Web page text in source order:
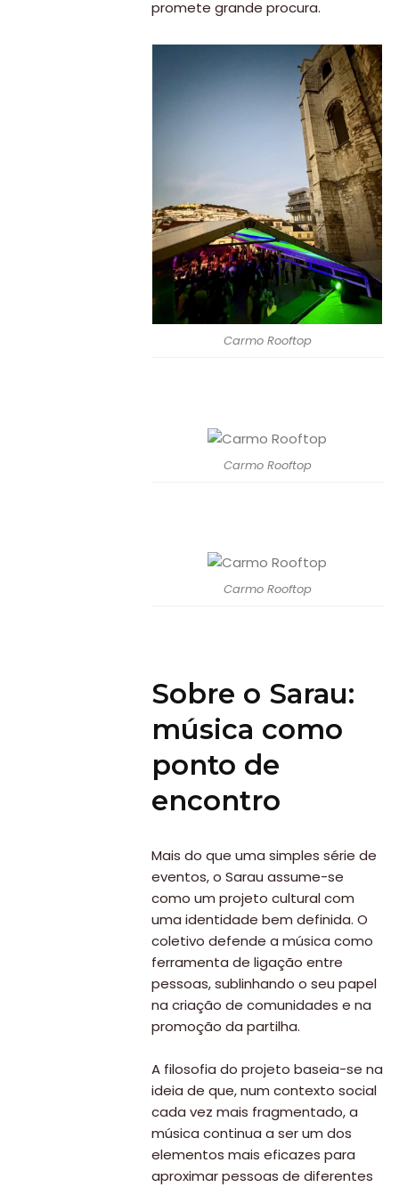
Swimwear
Eventos
Bronzeado
Sun7
–
Quem
somos
Falem
promete grande procura.
Carmo Rooftop
Carmo Rooftop
Carmo Rooftop
Sobre o Sarau:
música como
ponto de
encontro
Mais do que uma simples série de
eventos, o Sarau assume-se
como um projeto cultural com
uma identidade bem definida. O
coletivo defende a música como
ferramenta de ligação entre
pessoas, sublinhando o seu papel
na criação de comunidades e na
promoção da partilha.
A filosofia do projeto baseia-se na
ideia de que, num contexto social
cada vez mais fragmentado, a
música continua a ser um dos
elementos mais eficazes para
aproximar pessoas de diferentes